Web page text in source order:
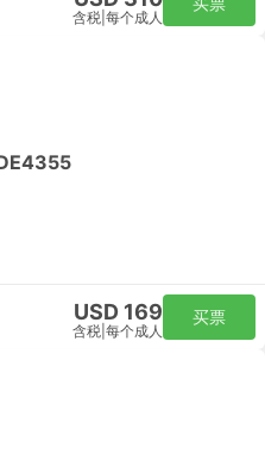
含税 每个成人
USD 169
含税 每个成人
买票